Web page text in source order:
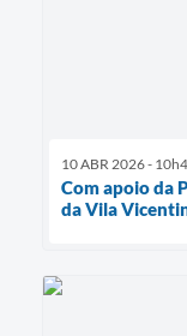
10 ABR 2026 -
Com apoio da
da Vila